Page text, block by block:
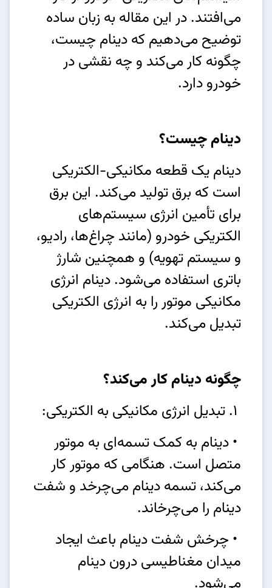
می‌افتند. در این مقاله به زبان ساده
توضیح می‌دهیم که دینام چیست،
چگونه کار می‌کند و چه نقشی در
خودرو دارد.
دینام چیست؟
دینام یک قطعه مکانیکی-الکتریکی
است که برق تولید می‌کند. این برق
برای تأمین انرژی سیستم‌های
الکتریکی خودرو (مانند چراغ‌ها، رادیو،
و سیستم تهویه) و همچنین شارژ
باتری استفاده می‌شود. دینام انرژی
مکانیکی موتور را به انرژی الکتریکی
تبدیل می‌کند.
چگونه دینام کار می‌کند؟
• دینام به کمک تسمه‌ای به موتور
متصل است. هنگامی که موتور کار
می‌کند، تسمه دینام می‌چرخد و شفت
دینام را می‌چرخاند.
• چرخش شفت دینام باعث ایجاد
میدان مغناطیسی درون دینام